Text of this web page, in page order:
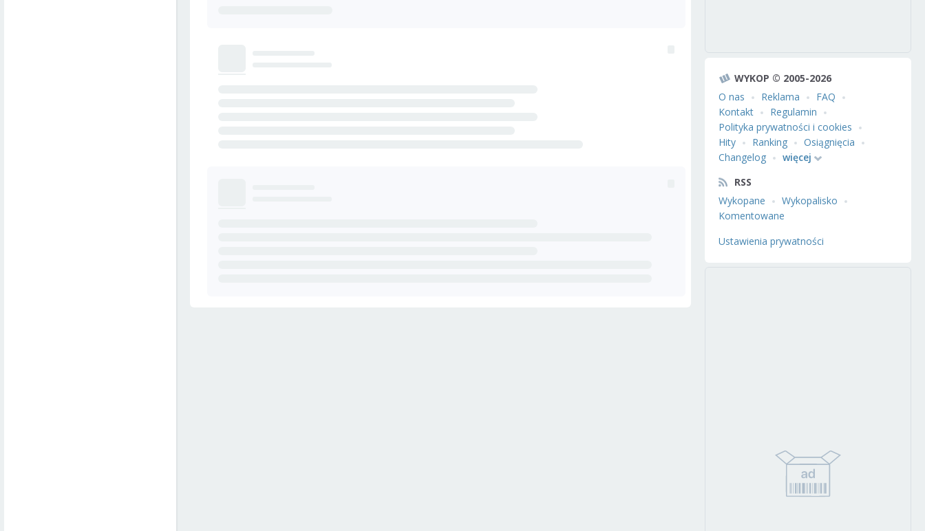
WYKOP © 2005-2026
O nas
Reklama
FAQ
Kontakt
Regulamin
Polityka prywatności i cookies
Hity
Ranking
Osiągnięcia
Changelog
więcej
RSS
Wykopane
Wykopalisko
Komentowane
Ustawienia prywatności